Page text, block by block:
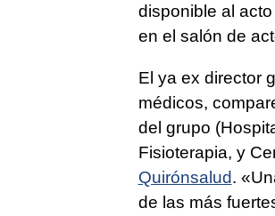
disponible al
en el salón de
El ya ex director
médicos,
del grupo
Fisioterapia, y
Quirónsalud.
de las más